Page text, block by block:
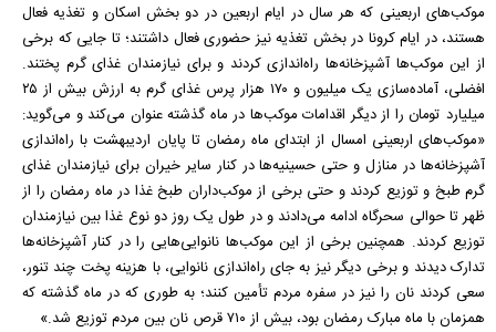
موکب‌های اربعینی که هر سال در ایام اربعین در دو بخش اسکان و تغذیه فعال
هستند، در ایامکرونا در بخش تغذیه نیز حضوری فعال داشتند؛ تا جایی که برخی
از این موکب‌ها آشپزخانه‌ها راه‌اندازی کردند و برای نیازمندان غذای گرم پختند.
افضلی، آماده‌سازی یک میلیون و ۱۷۰ هزار پرس غذای گرم به ارزش بیش از ۲۵
میلیارد تومان را از دیگر اقدامات موکب‌ها در ماه گذشته عنوان می‌کند و می‌گوید:
«موکب‌های اربعینی امسال از ابتدای ماه رمضان تا پایان اردیبهشت با راه‌اندازی
آشپزخانه‌ها در منازل و حتی حسینیه‌ها در کنار سایر خیران برای نیازمندان غذای
گرم طبخ و توزیع کردند و حتی برخی از موکب‌داران طبخ غذا در ماه رمضان را از
ظهر تا حوالی سحرگاه ادامه می‌دادند و در طول یک روز دو نوع غذا بین نیازمندان
توزیع کردند. همچنین برخی از این موکب‌ها نانوایی‌هایی را در کنار آشپزخانه‌ها
تدارک دیدند و برخی دیگر نیز به جای راه‌اندازی نانوایی، با هزینه پخت چند تنور،
سعی کردند نان را نیز در سفره مردم تأمین کنند؛ به طوری که در ماه گذشته که
همزمان با ماه مبارک رمضان بود، بیش از ۷۱۰ قرص نان بین مردم توزیع شد.»